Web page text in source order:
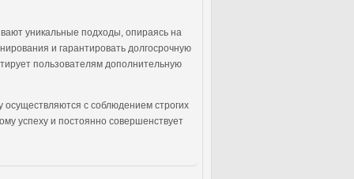
уникальные подходы, опираясь на
и гарантировать долгосрочную
пользователям дополнительную
с соблюдением строгих
успеху и постоянно совершенствует